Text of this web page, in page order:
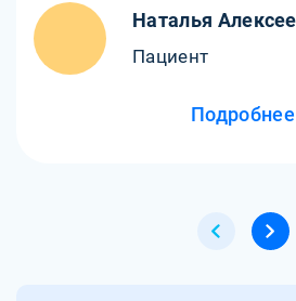
много нервов и времени.
Наталья
Пациент
Подробнее